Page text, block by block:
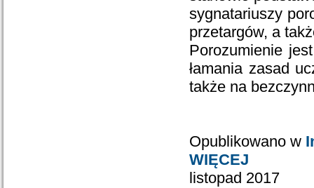
sygnatariuszy
przetargów, a
Porozumienie
łamania zasad
także na
Opublikowano w
WIĘCEJ
listopad 2017